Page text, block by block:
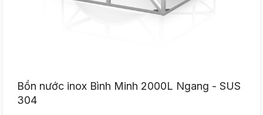
Bồn nước inox Bình Minh 2000L Ngang - SUS
304